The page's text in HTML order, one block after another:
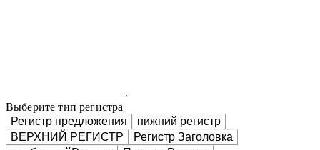
Выберите тип регистра
Регистр предложения
нижний регистр
ВЕРХНИЙ РЕГИСТР
Регистр Заголовка